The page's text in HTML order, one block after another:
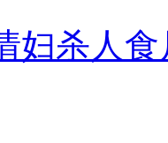
妇杀人食